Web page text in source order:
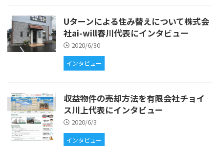
Uターンによる住み替えについて株式会
社ai-will春川代表にインタビュー
2020/6/30
インタビュー
収益物件の売却方法を有限会社チョイ
ス川上代表にインタビュー
2020/6/3
インタビュー